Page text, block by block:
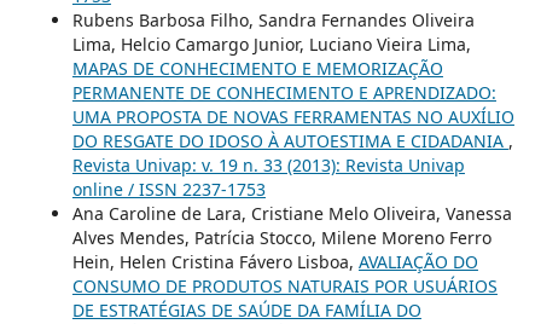
Rubens Barbosa Filho, Sandra Fernandes Oliveira
Lima, Helcio Camargo Junior, Luciano Vieira Lima,
MAPAS DE CONHECIMENTO E MEMORIZAÇÃO
PERMANENTE DE CONHECIMENTO E APRENDIZADO:
UMA PROPOSTA DE NOVAS FERRAMENTAS NO AUXÍLIO
DO RESGATE DO IDOSO À AUTOESTIMA E CIDADANIA ,
Revista Univap: v. 19 n. 33 (2013): Revista Univap
online / ISSN 2237-1753
Ana Caroline de Lara, Cristiane Melo Oliveira, Vanessa
Alves Mendes, Patrícia Stocco, Milene Moreno Ferro
Hein, Helen Cristina Fávero Lisboa, AVALIAÇÃO DO
CONSUMO DE PRODUTOS NATURAIS POR USUÁRIOS
DE ESTRATÉGIAS DE SAÚDE DA FAMÍLIA DO